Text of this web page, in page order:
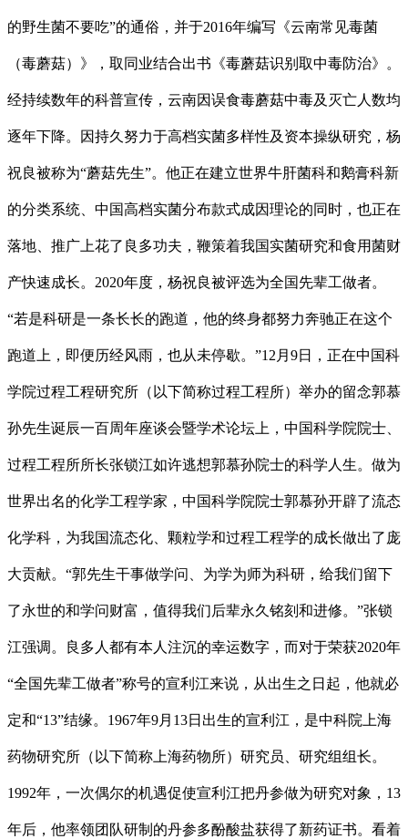
的野生菌不要吃”的通俗，并于2016年编写《云南常见毒菌
（毒蘑菇）》，取同业结合出书《毒蘑菇识别取中毒防治》。
经持续数年的科普宣传，云南因误食毒蘑菇中毒及灭亡人数均
逐年下降。因持久努力于高档实菌多样性及资本操纵研究，杨
祝良被称为“蘑菇先生”。他正在建立世界牛肝菌科和鹅膏科新
的分类系统、中国高档实菌分布款式成因理论的同时，也正在
落地、推广上花了良多功夫，鞭策着我国实菌研究和食用菌财
产快速成长。2020年度，杨祝良被评选为全国先辈工做者。
“若是科研是一条长长的跑道，他的终身都努力奔驰正在这个
跑道上，即便历经风雨，也从未停歇。”12月9日，正在中国科
学院过程工程研究所（以下简称过程工程所）举办的留念郭慕
孙先生诞辰一百周年座谈会暨学术论坛上，中国科学院院士、
过程工程所所长张锁江如许逃想郭慕孙院士的科学人生。做为
世界出名的化学工程学家，中国科学院院士郭慕孙开辟了流态
化学科，为我国流态化、颗粒学和过程工程学的成长做出了庞
大贡献。“郭先生干事做学问、为学为师为科研，给我们留下
了永世的和学问财富，值得我们后辈永久铭刻和进修。”张锁
江强调。良多人都有本人注沉的幸运数字，而对于荣获2020年
“全国先辈工做者”称号的宣利江来说，从出生之日起，他就必
定和“13”结缘。1967年9月13日出生的宣利江，是中科院上海
药物研究所（以下简称上海药物所）研究员、研究组组长。
1992年，一次偶尔的机遇促使宣利江把丹参做为研究对象，13
年后，他率领团队研制的丹参多酚酸盐获得了新药证书。看着